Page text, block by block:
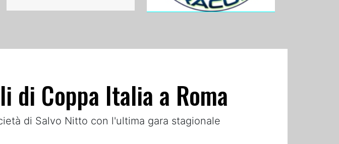
di Coppa Italia a Roma
di Salvo Nitto con l'ultima gara stagionale